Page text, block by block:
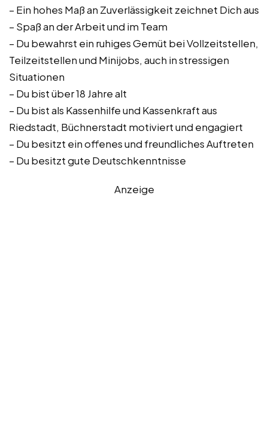
– Ein hohes Maß an Zuverlässigkeit zeichnet Dich aus
– Spaß an der Arbeit und im Team
– Du bewahrst ein ruhiges Gemüt bei Vollzeitstellen,
Teilzeitstellen und Minijobs, auch in stressigen
Situationen
– Du bist über 18 Jahre alt
– Du bist als Kassenhilfe und Kassenkraft aus
Riedstadt, Büchnerstadt motiviert und engagiert
– Du besitzt ein offenes und freundliches Auftreten
– Du besitzt gute Deutschkenntnisse
Anzeige